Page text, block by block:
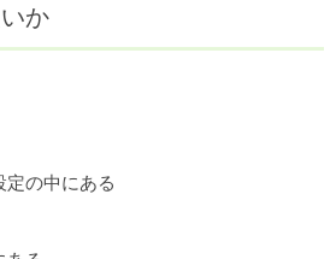
か
定の中にある